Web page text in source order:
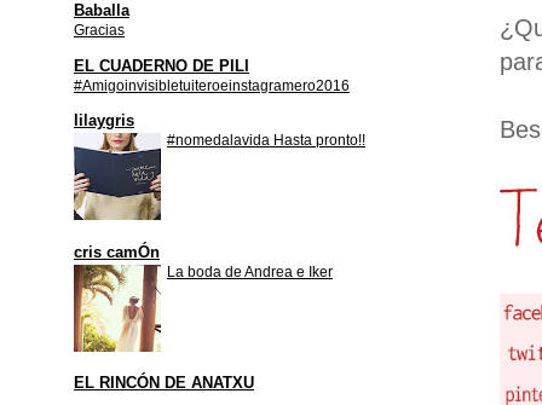
Baballa
Gracias
EL CUADERNO DE PILI
#Amigoinvisibletuiteroeinstagramero2016
lilaygris
#nomedalavida Hasta pronto!!
cris camÓn
La boda de Andrea e Iker
EL RINCÓN DE ANATXU